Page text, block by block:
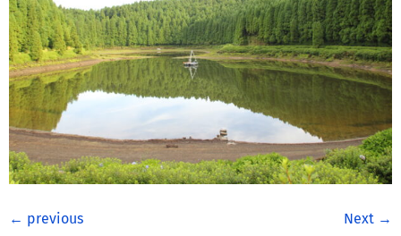
← previous Next →